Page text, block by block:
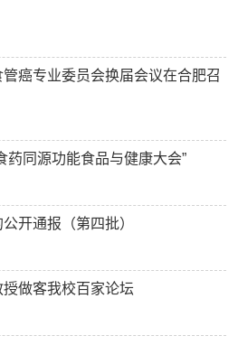
癌专业委员会换届会议在合肥召
药同源功能食品与健康大会”
开通报（第四批）
做客我校百家论坛